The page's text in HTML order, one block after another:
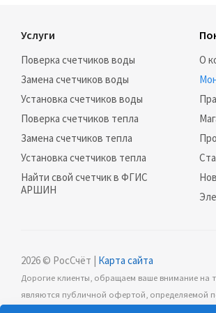
Услуги
Поверка счетчиков воды
Замена счетчиков воды
Установка счетчиков воды
Поверка счетчиков тепла
Замена счетчиков тепла
Установка счетчиков тепла
Найти свой счетчик в ФГИС
АРШИН
О
2026 © РосСчёт | Карта сайта
Дорогие клиенты, обращаем ваше внимание на
являются публичной офертой, определяемой